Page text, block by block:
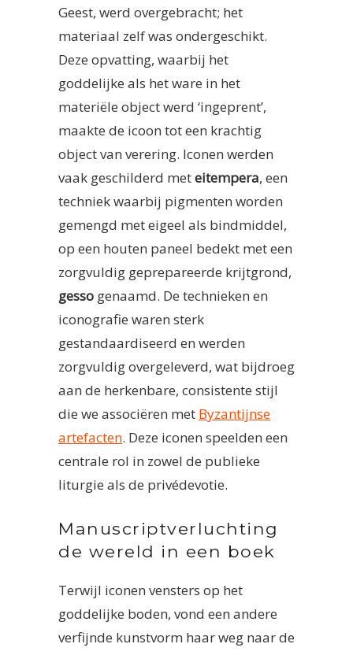
Geest, werd overgebracht; het
materiaal zelf was ondergeschikt.
Deze opvatting, waarbij het
goddelijke als het ware in het
materiële object werd ‘ingeprent’,
maakte de icoon tot een krachtig
object van verering. Iconen werden
vaak geschilderd meteitempera, een
techniek waarbij pigmenten worden
gemengd met eigeel als bindmiddel,
op een houten paneel bedekt met een
zorgvuldig geprepareerde krijtgrond,
gesso genaamd. De technieken en
iconografie waren sterk
gestandaardiseerd en werden
zorgvuldig overgeleverd, wat bijdroeg
aan de herkenbare, consistente stijl
die we associëren met Byzantijnse
artefacten. Deze iconen speelden een
centrale rol in zowel de publieke
liturgie als de privédevotie.
Manuscriptverluchting
de wereld in een boek
Terwijl iconen vensters op het
goddelijke boden, vond een andere
verfijnde kunstvorm haar weg naar de